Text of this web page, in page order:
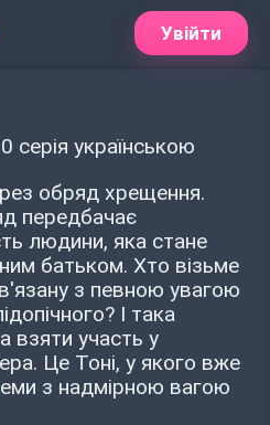
Увійти
серія українською
обряд хрещення.
передбачає
людини, яка стане
батьком. Хто візьме
з певною увагою
І така
взяти участь у
Це Тоні, у якого вже
з надмірною вагою